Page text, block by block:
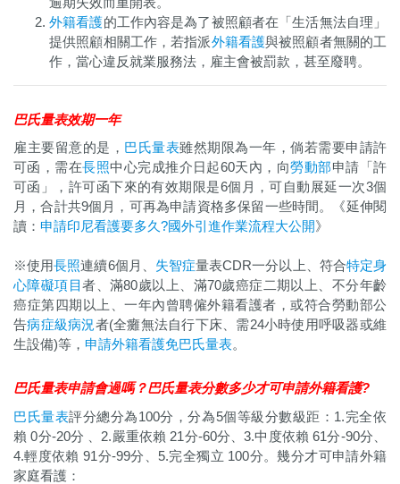
外籍看護的工作內容是為了被照顧者在「生活無法自理」
提供照顧相關工作，若指派外籍看護與被照顧者無關的工
作，當心違反就業服務法，雇主會被罰款，甚至廢聘。
巴氏量表效期一年
雇主要留意的是， 巴氏量表雖然期限為一年，倘若需要申請許
可函，需在長照中心完成推介日起60天內，向勞動部申請「許
可函」，許可函下來的有效期限是6個月，可自動展延一次3個
月，合計共9個月，可再為申請資格多保留一些時間。《延伸閱
讀： 申請印尼看護要多久?國外引進作業流程大公開》
※使用長照連續6個月、 失智症量表CDR一分以上、符合特定身
心障礙項目者、滿80歲以上、滿70歲癌症二期以上、不分年齡
癌症第四期以上、一年內曾聘僱外籍看護者，或符合勞動部公
告病症級病況者(全癱無法自行下床、需24小時使用呼吸器或維
生設備)等， 申請外籍看護免巴氏量表。
巴氏量表申請會過嗎？巴氏量表分數多少才可申請外籍看護?
巴氏量表評分總分為100分，分為5個等級分數級距：1.完全依
賴 0分-20分 、2.嚴重依賴 21分-60分、3.中度依賴 61分-90分、
4.輕度依賴 91分-99分、5.完全獨立 100分。幾分才可申請外籍
家庭看護：